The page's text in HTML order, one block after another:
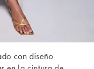
con diseño